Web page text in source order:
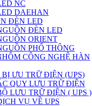
NC
DAEHAN
ĐÈN LED
ĐÈN LED
ORIENT
PHỔ THÔNG
CÔNG NGHỆ HÀN
BỊ ƯU TRỮ ĐIỆN (UPS)
QUY LƯU TRỮ ĐIỆN
LƯU TRỮ ĐIỆN ( UPS )
VỤ VỀ UPS